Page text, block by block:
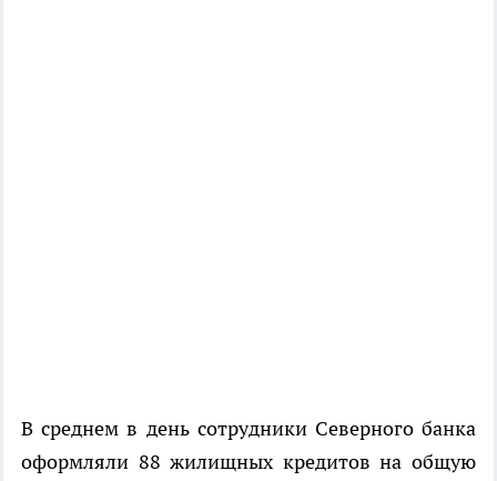
В среднем в день сотрудники Северного банка
оформляли 88 жилищных кредитов на общую